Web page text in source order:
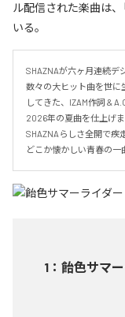
ル配信された楽曲は、
いる。
SHAZNAが六ヶ月連続デ
数々の大ヒット曲を世に
してきた、IZAM作詞 &
2026年の夏曲を仕上げま
SHAZNAらしさ全開で疾
どこか懐かしい青春の一
1 ： 飴色サマ